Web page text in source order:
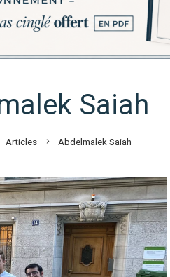
Saiah
Articles Abdelmalek Saiah